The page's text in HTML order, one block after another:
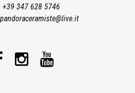
+39 347 628 5746